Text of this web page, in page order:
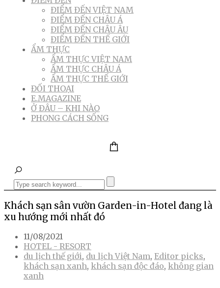
ĐIỂM ĐẾN VIỆT NAM
ĐIỂM ĐẾN CHÂU Á
ĐIỂM ĐẾN CHÂU ÂU
ĐIỂM ĐẾN THẾ GIỚI
ẨM THỰC
ẨM THỰC VIỆT NAM
ẨM THỰC CHÂU Á
ẨM THỰC THẾ GIỚI
ĐỐI THOẠI
E.MAGAZINE
Ở ĐÂU – KHI NÀO
PHONG CÁCH SỐNG
Khách sạn sân vườn Garden-in-Hotel đang là
xu hướng mới nhất đó
11/08/2021
HOTEL - RESORT
du lịch thế giới, du lịch Việt Nam, Editor picks,
khách sạn xanh, khách sạn độc đáo, không gian
xanh